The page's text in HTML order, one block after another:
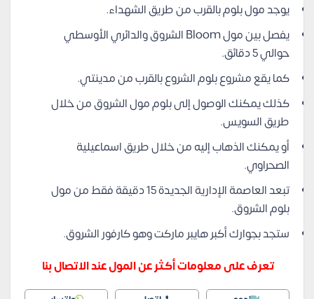
يوجد مول بلوم بالقرب من طريق الشهداء.
يفصل بين مول Bloom الشروق والدائري الأوسطي
حوالي 5 دقائق.
كما يقع مشروع بلوم الشروع بالقرب من مدينتي.
كذلك يمكنك الوصول إلى بلوم مول الشروق من خلال
طريق السويس.
أو يمكنك الذهاب إليه من خلال طريق اسماعيلية
الصحراوي.
تبعد العاصمة الإدارية الجديدة 15 دقيقة فقط من مول
بلوم الشروق.
ستجد بجوارك أكبر هايبر ماركت وهو كارفور الشروق.
تعرف على معلومات أكثر عن المول عند الاتصال بنا